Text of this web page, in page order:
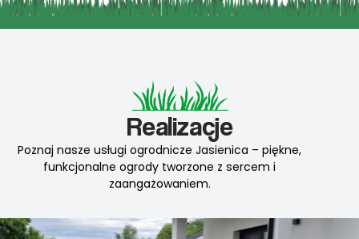
Realizacje
Poznaj nasze usługi ogrodnicze Jasienica – piękne,
funkcjonalne ogrody tworzone z sercem i
zaangażowaniem.